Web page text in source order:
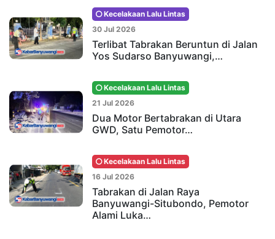
Kecelakaan Lalu Lintas
30 Jul 2026
Terlibat Tabrakan Beruntun di Jalan
Yos Sudarso Banyuwangi,…
Kecelakaan Lalu Lintas
21 Jul 2026
Dua Motor Bertabrakan di Utara
GWD, Satu Pemotor…
Kecelakaan Lalu Lintas
16 Jul 2026
Tabrakan di Jalan Raya
Banyuwangi-Situbondo, Pemotor
Alami Luka…